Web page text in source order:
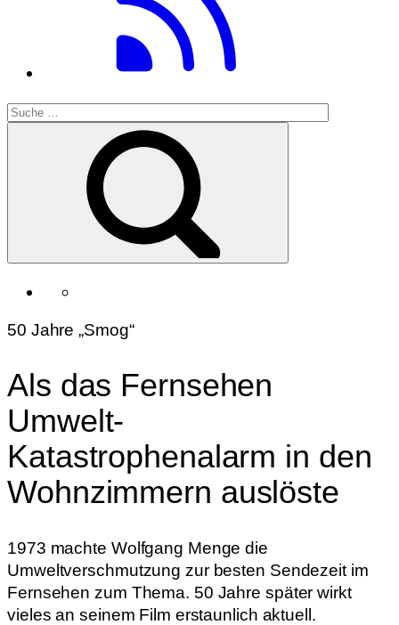
50 Jahre „Smog“
Als das Fernsehen
Umwelt-
Katastrophenalarm in den
Wohnzimmern auslöste
1973 machte Wolfgang Menge die
Umweltverschmutzung zur besten Sendezeit im
Fernsehen zum Thema. 50 Jahre später wirkt
vieles an seinem Film erstaunlich aktuell.